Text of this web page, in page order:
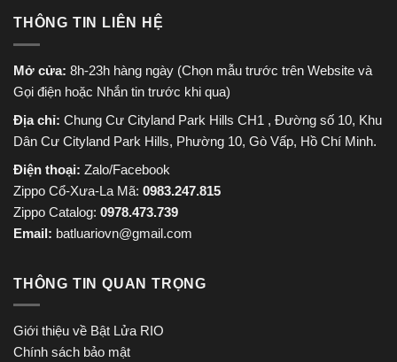
THÔNG TIN LIÊN HỆ
Mở cửa: 8h-23h hàng ngày (Chọn mẫu trước trên Website và
Gọi điện hoặc Nhắn tin trước khi qua)
Địa chỉ: Chung Cư Cityland Park Hills CH1 , Đường số 10, Khu
Dân Cư Cityland Park Hills, Phường 10, Gò Vấp, Hồ Chí Minh.
Điện thoại: Zalo/Facebook
Zippo Cổ-Xưa-La Mã: 0983.247.815
Zippo Catalog: 0978.473.739
Email: batluariovn@gmail.com
THÔNG TIN QUAN TRỌNG
Giới thiệu về Bật Lửa RIO
Chính sách bảo mật